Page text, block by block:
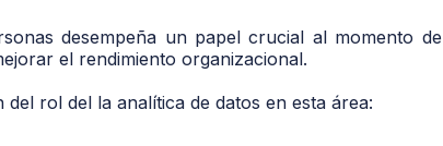
desempeña un papel crucial al momento de
el rendimiento organizacional.
rol del la analítica de datos en esta área: